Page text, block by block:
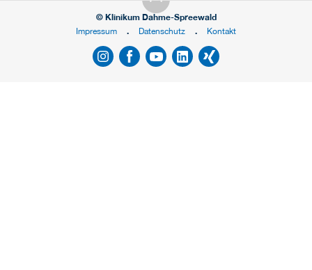
© Klinikum Dahme-Spreewald
Impressum
Datenschutz Kontakt